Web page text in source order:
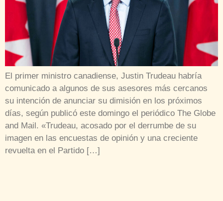
El primer ministro canadiense, Justin Trudeau habría
comunicado a algunos de sus asesores más cercanos
su intención de anunciar su dimisión en los próximos
días, según publicó este domingo el periódico The Globe
and Mail. «Trudeau, acosado por el derrumbe de su
imagen en las encuestas de opinión y una creciente
revuelta en el Partido […]